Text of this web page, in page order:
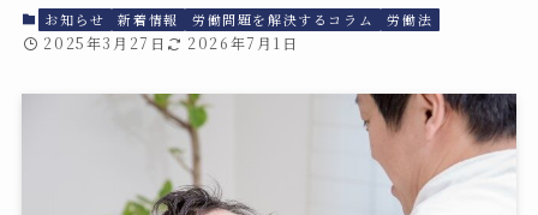
お知らせ 新着情報 労働問題を解決するコラム 労働法
2025年3月27日 2026年7月1日